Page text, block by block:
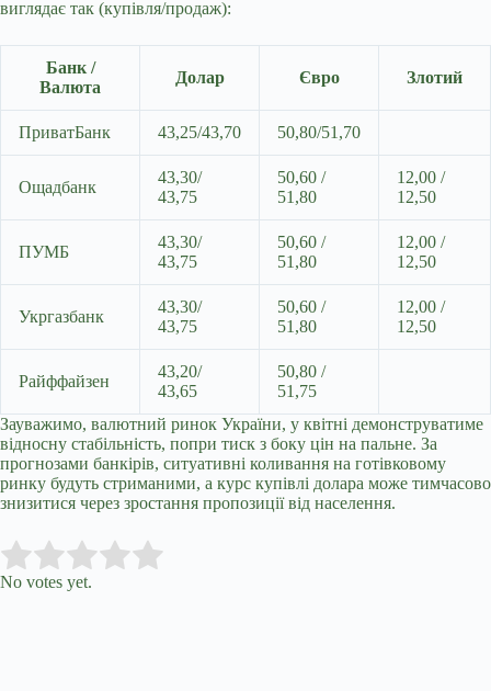
виглядає так (купівля/продаж):
Банк /
Валюта
Долар Євро Злотий
ПриватБанк 43,25/43,70 50,80/51,70
Ощадбанк
43,30/
43,75
50,60 /
51,80
12,00 /
12,50
ПУМБ
43,30/
43,75
50,60 /
51,80
12,00 /
12,50
Укргазбанк
43,30/
43,75
50,60 /
51,80
12,00 /
12,50
Райффайзен
43,20/
43,65
50,80 /
51,75
Зауважимо, валютний ринок України, у квітні демонструватиме
відносну стабільність, попри тиск з боку цін на пальне. За
прогнозами банкірів, ситуативні коливання на готівковому
ринку будуть стриманими, а курс купівлі долара може тимчасово
знизитися через зростання пропозиції від населення.
Rate this item:
No votes yet.